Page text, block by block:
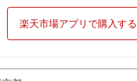
楽天市場アプリで購入する